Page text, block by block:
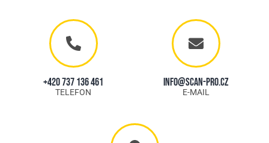
+420 737 136 461
TELEFON
info@scan-pro.cz
E-MAIL